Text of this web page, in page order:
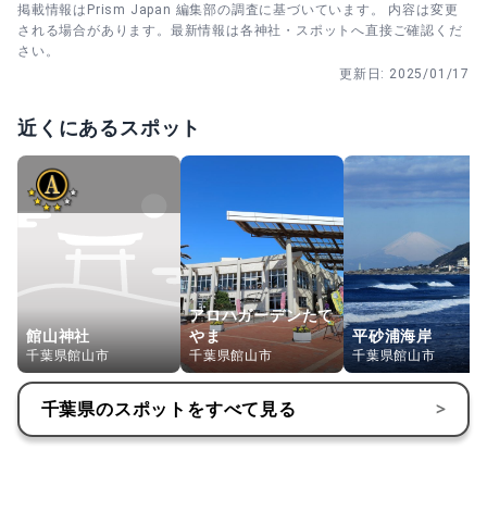
掲載情報はPrism Japan 編集部の調査に基づいています。 内容は変更
される場合があります。最新情報は各神社・スポットへ直接ご確認くだ
さい。
更新日: 2025/01/17
近くにあるスポット
館山神社
千葉県館山市
アロハガーデンたて
やま
千葉県館山市
平砂浦海岸
千葉県館山市
千葉県のスポットをすべて見る >